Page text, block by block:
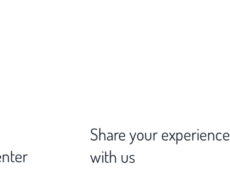
Share your experience
with us